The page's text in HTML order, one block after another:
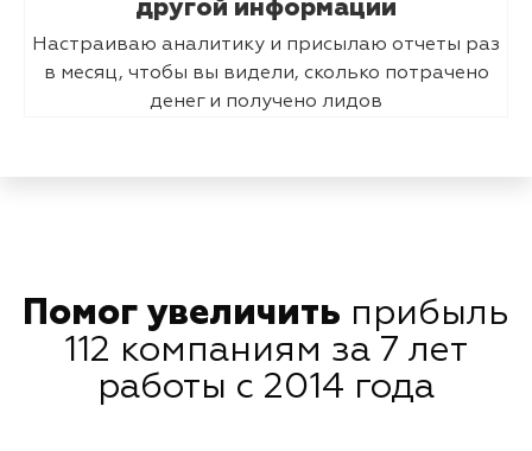
другой информации
Настраиваю аналитику и присылаю отчеты раз
в месяц, чтобы вы видели, сколько потрачено
денег и получено лидов
Помог увеличить прибыль
112 компаниям за 7 лет
работы с 2014 года